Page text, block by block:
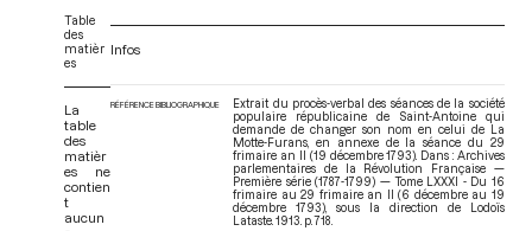
Table
des
matièr
es
La
table
des
matièr
es ne
contien
t
aucun
Infos
RÉFÉRENCE BIBLIOGRAPHIQUE
Extrait du procès-verbal des séances de la société
populaire républicaine de Saint-Antoine qui
demande de changer son nom en celui de La
Motte-Furans, en annexe de la séance du 29
frimaire an II (19 décembre 1793). Dans : Archives
parlementaires de la Révolution Française —
Première série (1787-1799) — Tome LXXXI - Du 16
frimaire au 29 frimaire an II (6 décembre au 19
décembre 1793) , sous la direction de Lodoïs
Lataste. 1913. p. 718.